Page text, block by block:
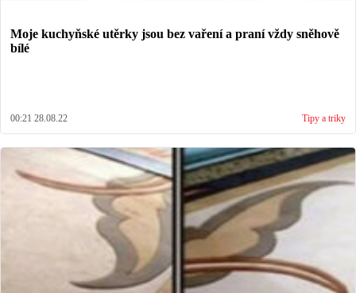
Moje kuchyňské utěrky jsou bez vaření a praní vždy sněhově
bílé
00:21 28.08.22 Tipy a triky